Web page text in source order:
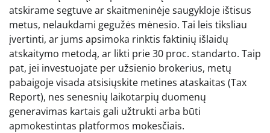
atskirame segtuve ar skaitmeninėje saugykloje ištisus
metus, nelaukdami gegužės mėnesio. Tai leis tiksliau
įvertinti, ar jums apsimoka rinktis faktinių išlaidų
atskaitymo metodą, ar likti prie 30 proc. standarto. Taip
pat, jei investuojate per užsienio brokerius, metų
pabaigoje visada atsisiųskite metines ataskaitas (Tax
Report), nes senesnių laikotarpių duomenų
generavimas kartais gali užtrukti arba būti
apmokestintas platformos mokesčiais.